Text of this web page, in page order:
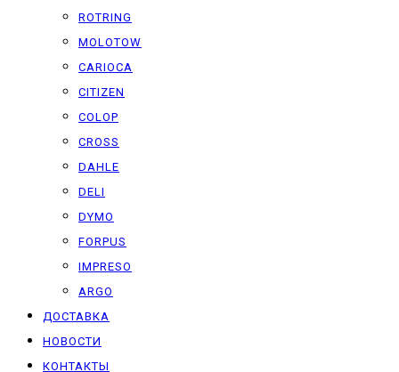
ROTRING
MOLOTOW
CARIOCA
CITIZEN
COLOP
CROSS
DAHLE
DELI
DYMO
FORPUS
IMPRESO
ARGO
ДОСТАВКА
НОВОСТИ
КОНТАКТЫ